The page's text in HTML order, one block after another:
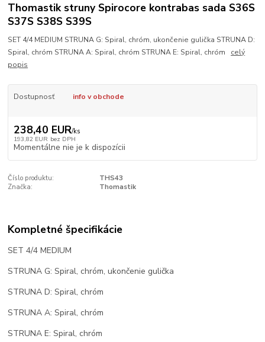
Thomastik struny Spirocore kontrabas sada S36S
S37S S38S S39S
SET 4/4 MEDIUM STRUNA G: Spiral, chróm, ukončenie gulička STRUNA D:
Spiral, chróm STRUNA A: Spiral, chróm STRUNA E: Spiral, chróm celý
popis
Dostupnosť info v obchode
238,40 EUR/ks
193,82 EUR bez DPH
Momentálne nie je k dispozícii
Číslo produktu:
THS43
Značka:
Thomastik
Kompletné špecifikácie
SET 4/4 MEDIUM
STRUNA G: Spiral, chróm, ukončenie gulička
STRUNA D: Spiral, chróm
STRUNA A: Spiral, chróm
STRUNA E: Spiral, chróm